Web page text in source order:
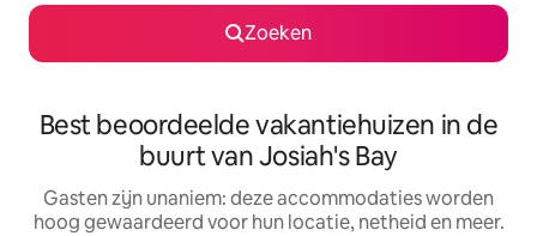
Zoeken
Best beoordeelde vakantiehuizen in de
buurt van Josiah's Bay
Gasten zijn unaniem: deze accommodaties worden
hoog gewaardeerd voor hun locatie, netheid en meer.